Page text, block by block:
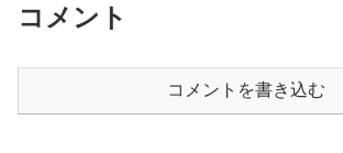
コメント
コメントを書き込む